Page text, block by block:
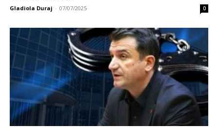
Gladiola Duraj - 07/07/2025 0